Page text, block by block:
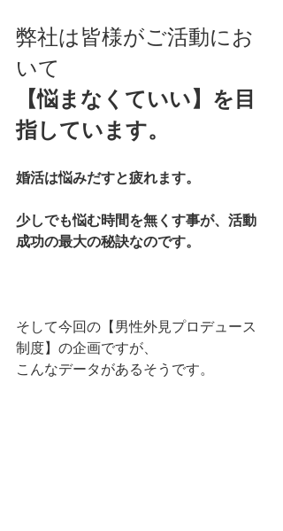
弊社は皆様がご活動にお
いて
【悩まなくていい】を目
指しています。
婚活は悩みだすと疲れます。
少しでも悩む時間を無くす事が、活動
成功の最大の秘訣なのです。
そして今回の【男性外見プロデュース
制度】の企画ですが、
こんなデータがあるそうです。